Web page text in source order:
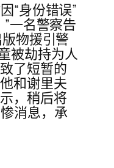
“身份错误”
一名警察告
物援引警
被劫持为人
了短暂的
和谢里夫
，稍后将
消息，承